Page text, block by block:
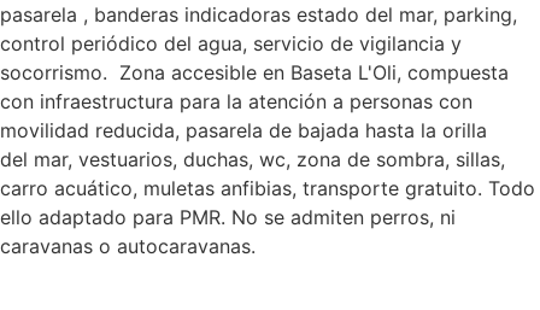
pasarela , banderas indicadoras estado del mar, parking,
control periódico del agua, servicio de vigilancia y
socorrismo. Zona accesible en Baseta L'Oli, compuesta
con infraestructura para la atención a personas con
movilidad reducida, pasarela de bajada hasta la orilla
del mar, vestuarios, duchas, wc, zona de sombra, sillas,
carro acuático, muletas anfibias, transporte gratuito. Todo
ello adaptado para PMR. No se admiten perros, ni
caravanas o autocaravanas.